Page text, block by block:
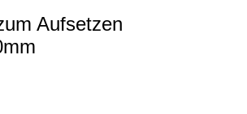
Aufsetzen